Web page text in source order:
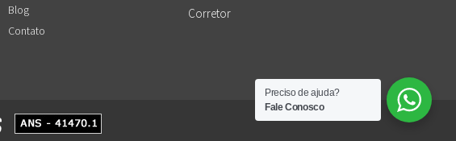
Blog
Contato
Corretor
Preciso de ajuda?
Fale Conosco